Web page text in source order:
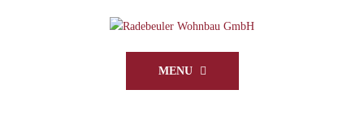
MENU